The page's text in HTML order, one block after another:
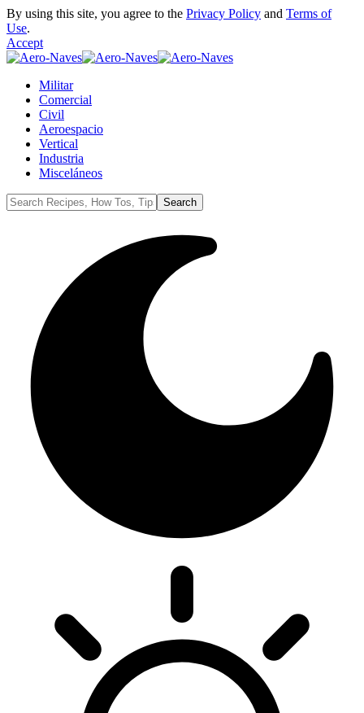
By using this site, you agree to the Privacy Policy and Terms of
Use.
Accept
Militar
Comercial
Civil
Aeroespacio
Vertical
Industria
Misceláneos